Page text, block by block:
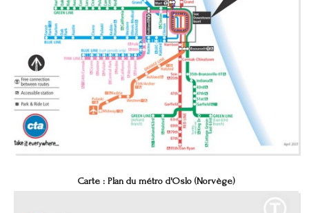
Carte : Plan du métro d'Oslo (Norvège)